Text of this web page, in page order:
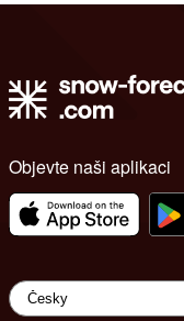
Objevte naši aplikaci